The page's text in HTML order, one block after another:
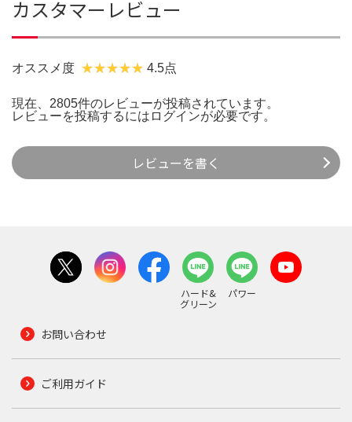
カスタマーレビュー
オススメ度 4.5点
現在、2805件のレビューが投稿されています。
レビューを投稿するには ログインが必要です。
レビューを書く
ハード&
グリーン
パワー
お問い合わせ
ご利用ガイド